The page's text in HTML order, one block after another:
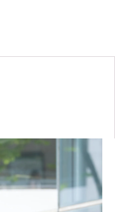
目（丙类科
得「D或E级」
」／「第三
西班牙语语言能
及 韩语达TOPIK
件中的五科之